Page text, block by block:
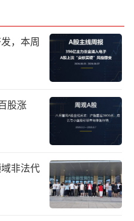
裂
是拯救这个曾是中国
年6月，北京市第一中
汇源重整计划，上海
资人。根据协议，文
元，获得北京汇源7
现，2025年8月，汇
披露文盛资产仅兑现
，本周
股涨
非法代